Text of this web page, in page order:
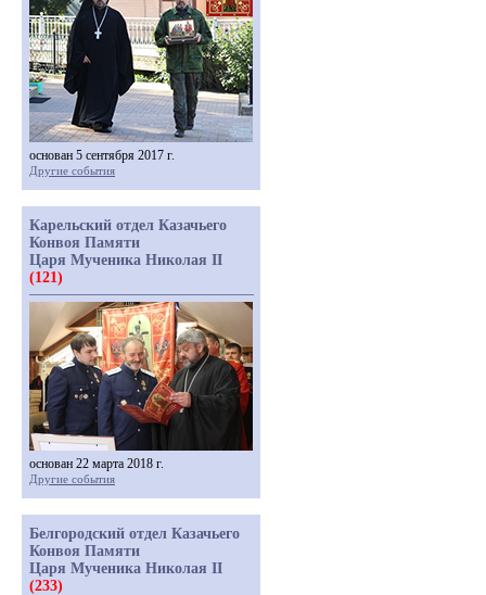
основан 5 сентября 2017 г.
Другие события
Карельский отдел Казачьего
Конвоя Памяти
Царя Мученика Николая II
(121)
основан 22 марта 2018 г.
Другие события
Белгородский отдел Казачьего
Конвоя Памяти
Царя Мученика Николая II
(233)